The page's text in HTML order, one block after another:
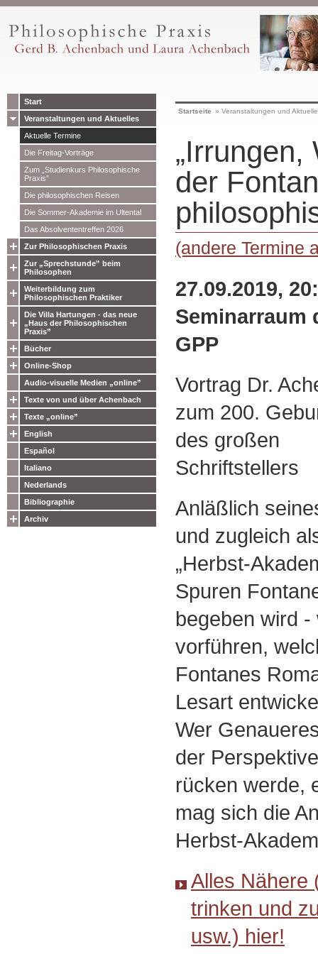
Start
Veranstaltungen und Aktuelles
Aktuelle Termine
Die Freitag-Vorträge
Zum „Studienkurs Philosophische
Praxis”
Die philosophischen Reisen
Die Sommer-Akademie im Ultental
Das Absolvententreffen 2026
Zur Philosophischen Praxis
Zur „Sprechstunde” beim
Philosophen
Weiterbildung zum
Philosophischen Praktiker
Die Villa Hartungen - das neue
„Haus der Philosophischen
Praxis”
Bücher
Online-Shop
Audio-visuelle Medien „online”
Texte von und über Achenbach
Texte „online”
English
Español
Italiano
Nederlands
Bibliographie
Archiv
Startseite » Veranstaltungen und
„Irrungen,
der
(andere Termine
27.09.2019,
Seminarraum
GPP
Vortrag Dr.
zum 200.
des großen
Schriftstellers
Anläßlich
und zugleich
„Herbst-
Spuren
begeben wird -
vorführen,
Fontanes
Lesart
Wer
der
rücken werde,
mag sich die
Herbst-
Alles Nähere
trinken und
usw.) hier!